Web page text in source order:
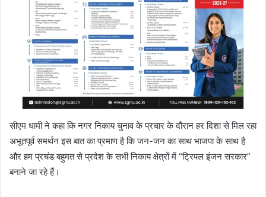
सीएम धामी ने कहा कि नगर निकाय चुनाव के प्रचार के दौरान हर दिशा से मिल रहा
अभूतपूर्व समर्थन इस बात का प्रमाण है कि जन-जन का साथ भाजपा के साथ है
और हम प्रचंड बहुमत से प्रदेश के सभी निकाय क्षेत्रों में “ट्रिपल इंजन सरकार”
बनाने जा रहे हैं।